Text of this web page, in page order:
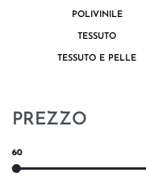
POLIVINILE
TESSUTO
TESSUTO E PELLE
PREZZO
60